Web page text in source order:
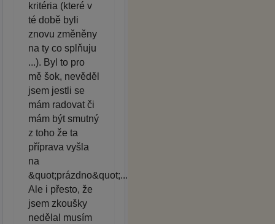
kritéria (které v
té době byli
znovu změněny
na ty co splňuju
...). Byl to pro
mě šok, nevěděl
jsem jestli se
mám radovat či
mám být smutný
z toho že ta
příprava vyšla
na
&quot;prázdno&quot;...
Ale i přesto, že
jsem zkoušky
nedělal musím